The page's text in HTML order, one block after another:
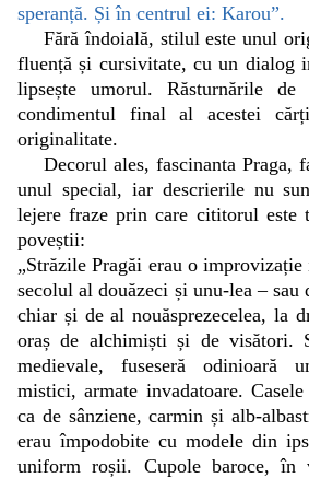
speranță. Și în centrul ei: Karou”.
Fără îndoială, stilul este unul
fluență și cursivitate, cu un dialog
lipsește umorul. Răsturnările
condimentul final al acestei
originalitate.
Decorul ales, fascinanta Praga,
unul special, iar descrierile nu
lejere fraze prin care cititorul este
poveștii:
„Străzile Pragăi erau o improvizație
secolul al douăzeci și unu-lea – sau
chiar și de al nouăsprezecelea, la
oraș de alchimiști și de visători.
medievale, fuseseră odinioară
mistici, armate invadatoare.
ca de sânziene, carmin și alb-
erau împodobite cu modele din
uniform roșii. Cupole baroce, în